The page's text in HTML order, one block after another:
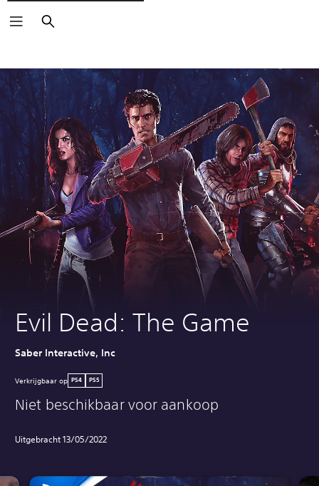
Zoeken
Evil Dead: The Game
Saber Interactive, Inc
Verkrijgbaar op PS4 PS5
Niet beschikbaar voor aankoop
Uitgebracht 13/05/2022